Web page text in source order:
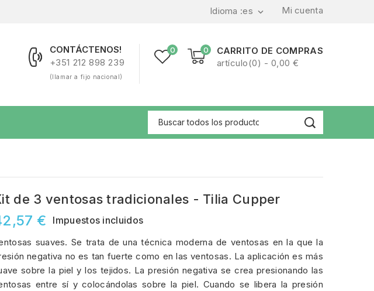
Mi cuenta
Idioma :es 
0
CARRITO DE COMPRAS
artículo(0) - 0,00 €
0
CONTÁCTENOS!
+351 212 898 239
(llamar a fijo nacional)
de 3 ventosas tradicionales - Tilia Cupper
€ Impuestos incluidos
suaves. Se trata de una técnica moderna de ventosas en la que la
negativa no es tan fuerte como en las ventosas. La aplicación es más
sobre la piel y los tejidos. La presión negativa se crea presionando las
entre sí y colocándolas sobre la piel. Cuando se libera la presión